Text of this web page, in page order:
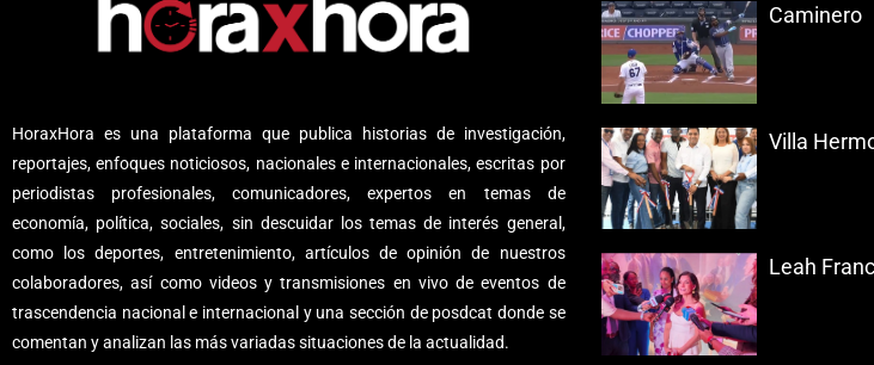
HoraxHora es una plataforma que publica historias de investigación,
reportajes, enfoques noticiosos, nacionales e internacionales, escritas por
periodistas profesionales, comunicadores, expertos en temas de
economía, política, sociales, sin descuidar los temas de interés general,
como los deportes, entretenimiento, artículos de opinión de nuestros
colaboradores, así como videos y transmisiones en vivo de eventos de
trascendencia nacional e internacional y una sección de posdcat donde se
comentan y analizan las más variadas situaciones de la actualidad.
Caminero
Villa
Leah